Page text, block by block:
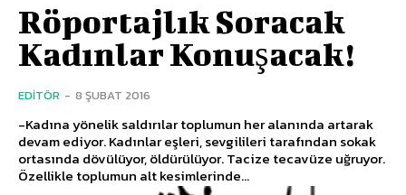
Röportajlık Soracak
Kadınlar Konuşacak!
EDITÖR - 8 ŞUBAT 2016
-Kadına yönelik saldırılar toplumun her alanında artarak
devam ediyor. Kadınlar eşleri, sevgilileri tarafından sokak
ortasında dövülüyor, öldürülüyor. Tacize tecavüze uğruyor.
Özellikle toplumun alt kesimlerinde...